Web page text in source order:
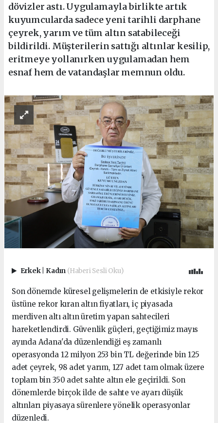
dövizler astı. Uygulamayla birlikte artık
kuyumcularda sadece yeni tarihli darphane
çeyrek, yarım ve tüm altın satabileceği
bildirildi. Müşterilerin sattığı altınlar kesilip,
eritmeye yollanırken uygulamadan hem
esnaf hem de vatandaşlar memnun oldu.
Erkek Kadın (Haberi Sesli Oku)
Son dönemde küresel gelişmelerin de etkisiyle rekor
üstüne rekor kıran altın fiyatları, iç piyasada
merdiven altı altın üretim yapan sahtecileri
hareketlendirdi. Güvenlik güçleri, geçtiğimiz mayıs
ayında Adana'da düzenlendiği eş zamanlı
operasyonda 12 milyon 253 bin TL değerinde bin 125
adet çeyrek, 98 adet yarım, 127 adet tam olmak üzere
toplam bin 350 adet sahte altın ele geçirildi. Son
dönemlerde birçok ilde de sahte ve ayarı düşük
altınları piyasaya sürenlere yönelik operasyonlar
düzenledi.